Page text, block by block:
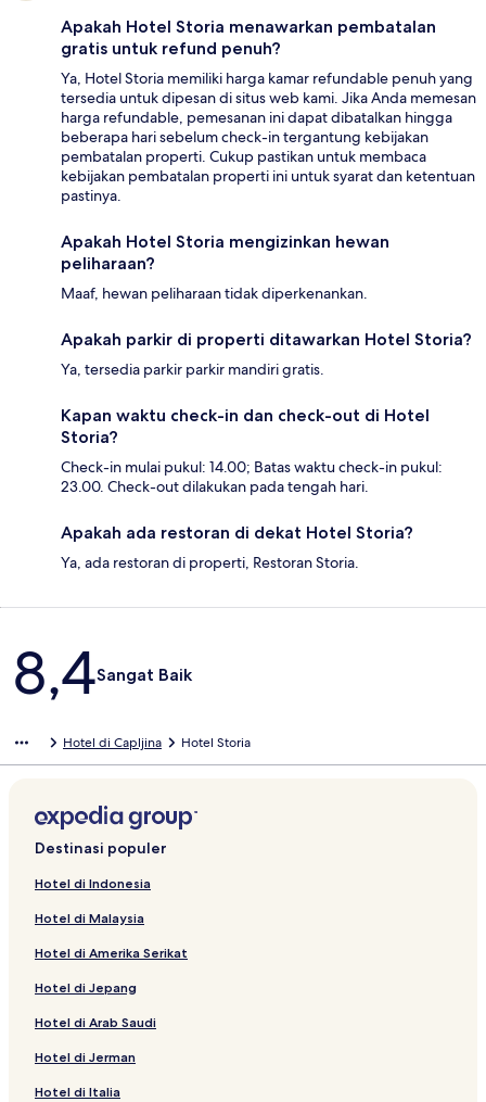
Apakah Hotel Storia menawarkan pembatalan
gratis untuk refund penuh?
Ya, Hotel Storia memiliki harga kamar refundable penuh yang
tersedia untuk dipesan di situs web kami. Jika Anda memesan
harga refundable, pemesanan ini dapat dibatalkan hingga
beberapa hari sebelum check-in tergantung kebijakan
pembatalan properti. Cukup pastikan untuk membaca
kebijakan pembatalan properti ini untuk syarat dan ketentuan
pastinya.
Apakah Hotel Storia mengizinkan hewan
peliharaan?
Maaf, hewan peliharaan tidak diperkenankan.
Apakah parkir di properti ditawarkan Hotel Storia?
Ya, tersedia parkir parkir mandiri gratis.
Kapan waktu check-in dan check-out di Hotel
Storia?
Check-in mulai pukul: 14.00; Batas waktu check-in pukul:
23.00. Check-out dilakukan pada tengah hari.
Apakah ada restoran di dekat Hotel Storia?
Ya, ada restoran di properti, Restoran Storia.
Ulasan
8,4Sangat Baik
Hotel di Capljina Hotel Storia
Destinasi populer
Hotel di Indonesia
Hotel di Malaysia
Hotel di Amerika Serikat
Hotel di Jepang
Hotel di Arab Saudi
Hotel di Jerman
Hotel di Italia